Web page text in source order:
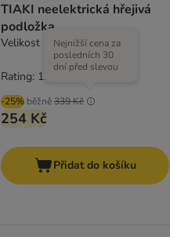
TIAKI neelektrická hřejivá
podložka
Velikost L: D 75 x Š 60 cm
-25% běžně339 Kč
Nejnižší cena za
posledních 30
dní před slevou
254 Kč
Rating: 1.5/5
Přidat do košíku